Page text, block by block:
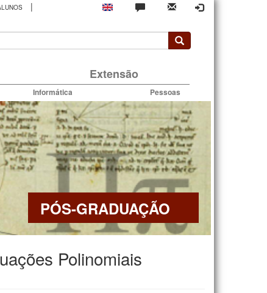
|
Extensão
Informática Pessoas
PÓS-GRADUAÇÃO
Polinomiais